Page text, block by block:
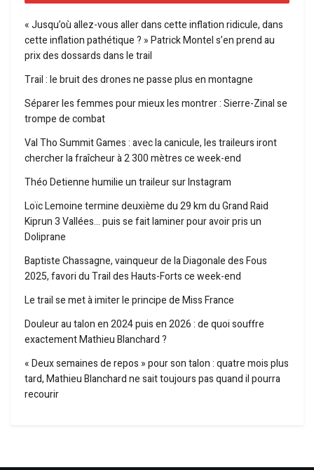
« Jusqu’où allez-vous aller dans cette inflation ridicule, dans
cette inflation pathétique ? » Patrick Montel s’en prend au
prix des dossards dans le trail
Trail : le bruit des drones ne passe plus en montagne
Séparer les femmes pour mieux les montrer : Sierre-Zinal se
trompe de combat
Val Tho Summit Games : avec la canicule, les traileurs iront
chercher la fraîcheur à 2 300 mètres ce week-end
Théo Detienne humilie un traileur sur Instagram
Loïc Lemoine termine deuxième du 29 km du Grand Raid
Kiprun 3 Vallées… puis se fait laminer pour avoir pris un
Doliprane
Baptiste Chassagne, vainqueur de la Diagonale des Fous
2025, favori du Trail des Hauts-Forts ce week-end
Le trail se met à imiter le principe de Miss France
Douleur au talon en 2024 puis en 2026 : de quoi souffre
exactement Mathieu Blanchard ?
« Deux semaines de repos » pour son talon : quatre mois plus
tard, Mathieu Blanchard ne sait toujours pas quand il pourra
recourir